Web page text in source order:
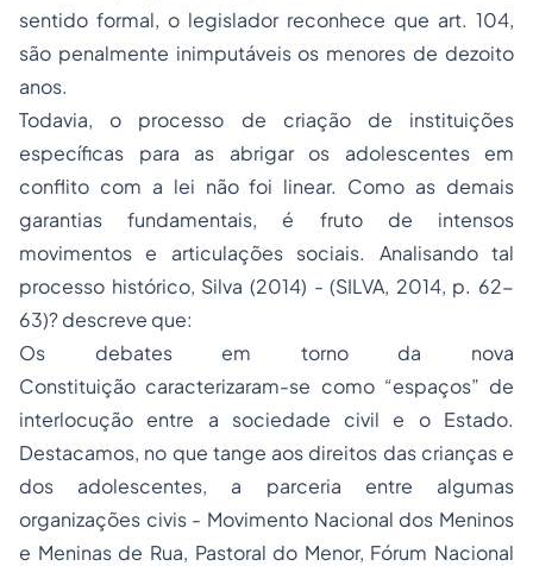
sentido formal, o legislador reconhece que art. 104,
são penalmente inimputáveis os menores de dezoito
anos.
Todavia, o processo de criação de instituições
específicas para as abrigar os adolescentes em
conflito com a lei não foi linear. Como as demais
garantias fundamentais, é fruto de intensos
movimentos e articulações sociais. Analisando tal
processo histórico, Silva (2014) - (SILVA, 2014, p. 62-
63)? descreve que:
Os debates em torno da nova
Constituição caracterizaram-se como “espaços” de
interlocução entre a sociedade civil e o Estado.
Destacamos, no que tange aos direitos das crianças e
dos adolescentes, a parceria entre algumas
organizações civis - Movimento Nacional dos Meninos
e Meninas de Rua, Pastoral do Menor, Fórum Nacional